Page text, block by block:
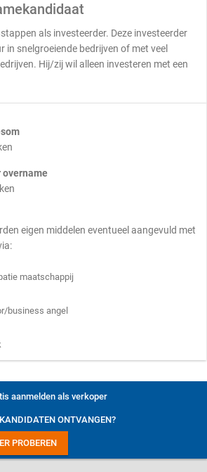
als investeerder. Deze investeerder
in snelgroeiende bedrijven of met veel
Hij/zij wil alleen investeren met een
overname
eigen middelen eventueel aangevuld met
maatschappij
business angel
aanmelden als verkoper
ONTVANGEN?
PROBEREN